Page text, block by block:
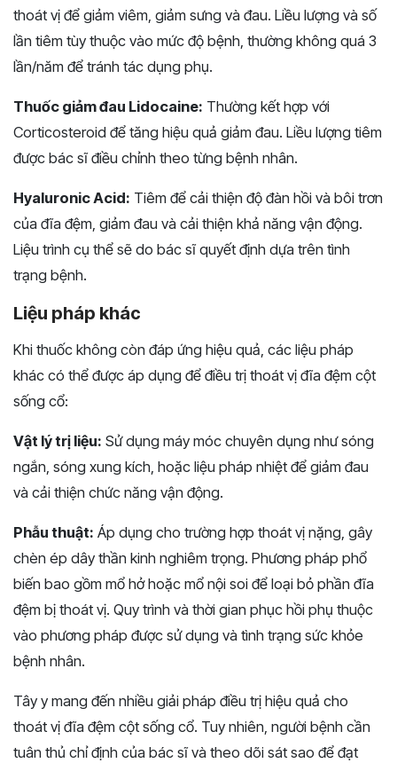
thoát vị để giảm viêm, giảm sưng và đau. Liều lượng và số
lần tiêm tùy thuộc vào mức độ bệnh, thường không quá 3
lần/năm để tránh tác dụng phụ.
Thuốc giảm đau Lidocaine: Thường kết hợp với
Corticosteroid để tăng hiệu quả giảm đau. Liều lượng tiêm
được bác sĩ điều chỉnh theo từng bệnh nhân.
Hyaluronic Acid: Tiêm để cải thiện độ đàn hồi và bôi trơn
của đĩa đệm, giảm đau và cải thiện khả năng vận động.
Liệu trình cụ thể sẽ do bác sĩ quyết định dựa trên tình
trạng bệnh.
Liệu pháp khác
Khi thuốc không còn đáp ứng hiệu quả, các liệu pháp
khác có thể được áp dụng để điều trị thoát vị đĩa đệm cột
sống cổ:
Vật lý trị liệu: Sử dụng máy móc chuyên dụng như sóng
ngắn, sóng xung kích, hoặc liệu pháp nhiệt để giảm đau
và cải thiện chức năng vận động.
Phẫu thuật: Áp dụng cho trường hợp thoát vị nặng, gây
chèn ép dây thần kinh nghiêm trọng. Phương pháp phổ
biến bao gồm mổ hở hoặc mổ nội soi để loại bỏ phần đĩa
đệm bị thoát vị. Quy trình và thời gian phục hồi phụ thuộc
vào phương pháp được sử dụng và tình trạng sức khỏe
bệnh nhân.
Tây y mang đến nhiều giải pháp điều trị hiệu quả cho
thoát vị đĩa đệm cột sống cổ. Tuy nhiên, người bệnh cần
tuân thủ chỉ định của bác sĩ và theo dõi sát sao để đạt